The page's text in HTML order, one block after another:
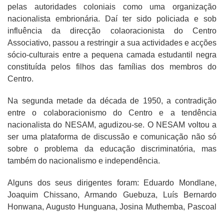
pelas autoridades coloniais como uma organização
nacionalista embrionária. Daí ter sido policiada e sob
influência da direcção colaoracionista do Centro
Associativo, passou a restringir a sua actividades e acções
sócio-culturais entre a pequena camada estudantil negra
constituída pelos filhos das famílias dos membros do
Centro.
Na segunda metade da década de 1950, a contradição
entre o colaboracionismo do Centro e a tendência
nacionalista do NESAM, agudizou-se. O NESAM voltou a
ser uma plataforma de discussão e comunicação não só
sobre o problema da educação discriminatória, mas
também do nacionalismo e independência.
Alguns dos seus dirigentes foram: Eduardo Mondlane,
Joaquim Chissano, Armando Guebuza, Luís Bernardo
Honwana, Augusto Hunguana, Josina Muthemba, Pascoal